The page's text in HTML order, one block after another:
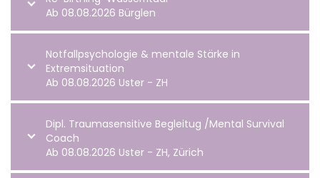
Ab 08.08.2026 Bürglen
Notfallpsychologie & mentale Stärke in
Extremsituation
Ab 08.08.2026 Uster - ZH
Dipl. Traumasensitive Begleitug /Mental Survival
Coach
Ab 08.08.2026 Uster - ZH, Zürich